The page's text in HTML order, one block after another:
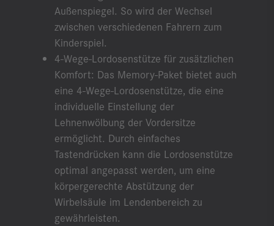
Außenspiegel. So wird der Wechsel
zwischen verschiedenen Fahrern zum
Kinderspiel.
4-Wege-Lordosenstütze für zusätzlichen
Komfort: Das Memory-Paket bietet auch
eine 4-Wege-Lordosenstütze, die eine
individuelle Einstellung der
Lehnenwölbung der Vordersitze
ermöglicht. Durch einfaches
Tastendrücken kann die Lordosenstütze
optimal angepasst werden, um eine
körpergerechte Abstützung der
Wirbelsäule im Lendenbereich zu
gewährleisten.